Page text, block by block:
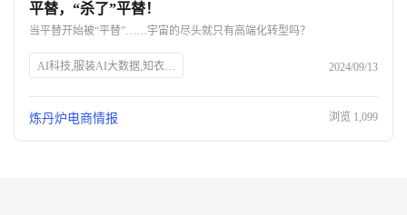
平替，“杀了”平替！
当平替开始被“平替”……宇宙的尽头就只有高端化转型吗？
AI科技,服装AI大数据,知衣科技,SEO优化,消费市场,平替,品牌涨价,消费者行为,性价比,市场趋势 2024/09/13
炼丹炉电商情报 浏览 1,099